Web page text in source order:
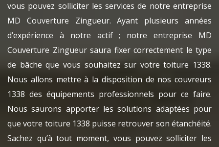
vous pouvez solliciter les services de notre entreprise
MD Couverture Zingueur. Ayant plusieurs années
d’expérience à notre actif ; notre entreprise MD
Couverture Zingueur saura fixer correctement le type
de bâche que vous souhaitez sur votre toiture 1338.
Nous allons mettre à la disposition de nos couvreurs
1338 des équipements professionnels pour ce faire.
Nous saurons apporter les solutions adaptées pour
que votre toiture 1338 puisse retrouver son étanchéité.
Sachez qu’à tout moment, vous pouvez solliciter les